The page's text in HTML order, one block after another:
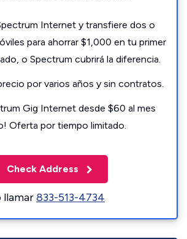
Internet y transfiere dos o
para ahorrar $1,000 en tu primer
o Spectrum cubrirá la diferencia.
por varios años y sin contratos.
Gig Internet desde $60 al mes
Oferta por tiempo limitado.
Check Address
llamar833-513-4734